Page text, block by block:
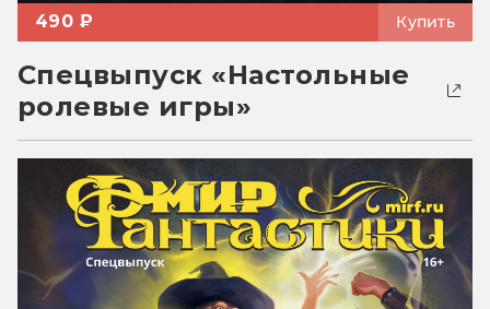
490 ₽ Купить
Спецвыпуск «Настольные
ролевые игры»